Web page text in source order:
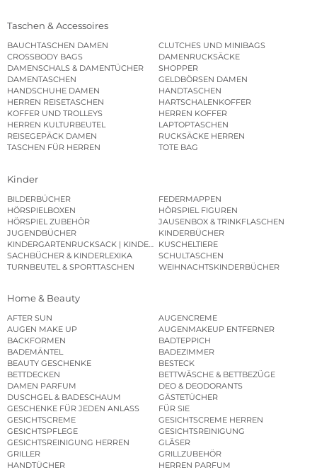
Taschen & Accessoires
BAUCHTASCHEN DAMEN
CLUTCHES UND MINIBAGS
CROSSBODY BAGS
DAMENRUCKSÄCKE
DAMENSCHALS & DAMENTÜCHER
SHOPPER
DAMENTASCHEN
GELDBÖRSEN DAMEN
HANDSCHUHE DAMEN
HANDTASCHEN
HERREN REISETASCHEN
HARTSCHALENKOFFER
KOFFER UND TROLLEYS
HERREN KOFFER
HERREN KULTURBEUTEL
LAPTOPTASCHEN
REISEGEPÄCK DAMEN
RUCKSÄCKE HERREN
TASCHEN FÜR HERREN
TOTE BAG
Kinder
BILDERBÜCHER
FEDERMAPPEN
HÖRSPIELBOXEN
HÖRSPIEL FIGUREN
HÖRSPIEL ZUBEHÖR
JAUSENBOX & TRINKFLASCHEN
JUGENDBÜCHER
KINDERBÜCHER
KINDERGARTENRUCKSACK | KINDERGARTENBEUTEL
KUSCHELTIERE
SACHBÜCHER & KINDERLEXIKA
SCHULTASCHEN
TURNBEUTEL & SPORTTASCHEN
WEIHNACHTSKINDERBÜCHER
Home & Beauty
AFTER SUN
AUGENCREME
AUGEN MAKE UP
AUGENMAKEUP ENTFERNER
BACKFORMEN
BADTEPPICH
BADEMÄNTEL
BADEZIMMER
BEAUTY GESCHENKE
BESTECK
BETTDECKEN
BETTWÄSCHE & BETTBEZÜGE
DAMEN PARFUM
DEO & DEODORANTS
DUSCHGEL & BADESCHAUM
GÄSTETÜCHER
GESCHENKE FÜR JEDEN ANLASS
FÜR SIE
GESICHTSCREME
GESICHTSCREME HERREN
GESICHTSPFLEGE
GESICHTSREINIGUNG
GESICHTSREINIGUNG HERREN
GLÄSER
GRILLER
GRILLZUBEHÖR
HANDTÜCHER
HERREN PARFUM